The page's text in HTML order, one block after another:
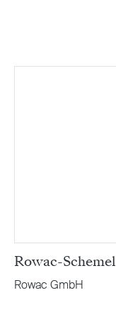
Rowac-Schemel
Rowac GmbH